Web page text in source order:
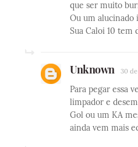
que ser muito
Ou um alucinado
Sua Caloi 10 tem
Unknown 30
Para pegar essa
limpador e
Gol ou um KA
ainda vem mais